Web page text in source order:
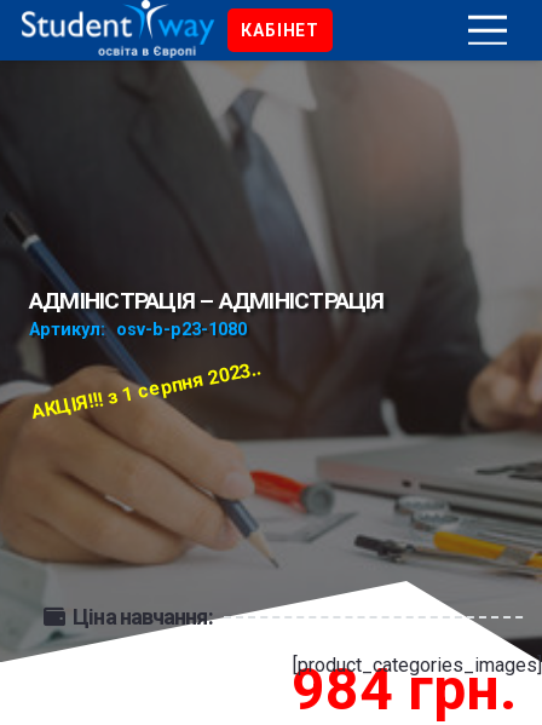
КАБІНЕТ
АДМІНІСТРАЦІЯ – АДМІНІСТРАЦІЯ
Артикул: osv-b-p23-1080
АКЦІЯ!!! з 1 серпня 2023..
[product_categories_images]
Ціна навчання:
984грн.